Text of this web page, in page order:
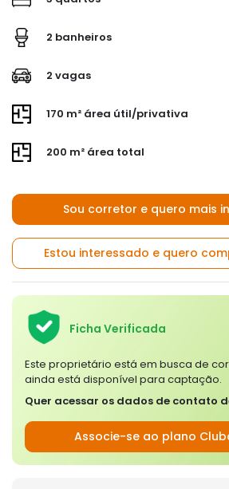
2 banheiros
2 vagas
170 m² área útil/privativa
200 m² área total
Sou corretor e quero mais
Estou interessado e quero
Ficha Verificada
Este proprietário está em busca de
ainda está disponível para captação.
Quer acessar os dados de contato
Associe-se ao plano